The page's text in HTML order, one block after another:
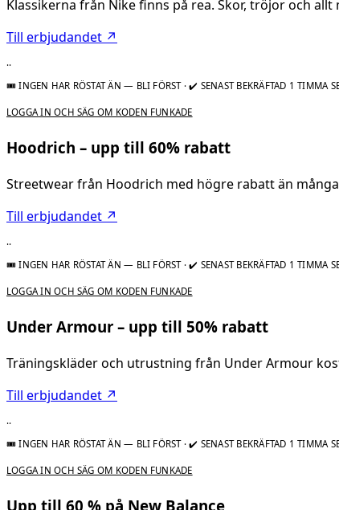
Klassikerna från Nike finns på rea. Skor, tröjor och
Till erbjudandet ↗
..
🎟 INGEN HAR RÖSTAT ÄN — BLI FÖRST · ✔ SENAST BEKRÄFTAD 1 TIMMA
LOGGA IN OCH SÄG OM KODEN FUNKADE
Hoodrich – upp till 60% rabatt
Streetwear från Hoodrich med högre rabatt än
Till erbjudandet ↗
..
🎟 INGEN HAR RÖSTAT ÄN — BLI FÖRST · ✔ SENAST BEKRÄFTAD 1 TIMMA
LOGGA IN OCH SÄG OM KODEN FUNKADE
Under Armour – upp till 50% rabatt
Träningskläder och utrustning från Under Armour
Till erbjudandet ↗
..
🎟 INGEN HAR RÖSTAT ÄN — BLI FÖRST · ✔ SENAST BEKRÄFTAD 1 TIMMA
LOGGA IN OCH SÄG OM KODEN FUNKADE
Upp till 60 % på New Balance